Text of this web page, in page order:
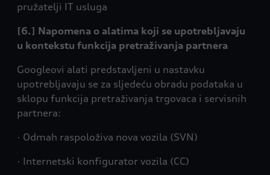
pružatelji IT usluga
[6.] Napomena o alatima koji se upotrebljavaju
u kontekstu funkcija pretraživanja partnera
Googleovi alati predstavljeni u nastavku
upotrebljavaju se za sljedeću obradu podataka u
sklopu funkcija pretraživanja trgovaca i servisnih
partnera:
· Odmah raspoloživa nova vozila (SVN)
· Internetski konfigurator vozila (CC)